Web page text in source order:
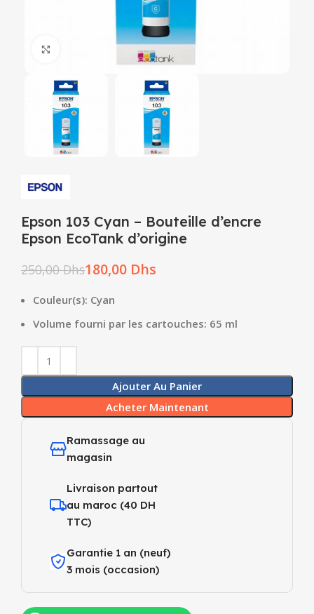
Click to enlarge
Epson 103 Cyan – Bouteille d’encre
Epson EcoTank d’origine
250,00Dhs180,00 Dhs
Couleur(s): Cyan
Volume fourni par les cartouches: 65 ml
Ajouter Au Panier
Acheter Maintenant
Ramassage au
magasin
Livraison partout
au maroc (40 DH
TTC)
Garantie 1 an (neuf)
3 mois (occasion)